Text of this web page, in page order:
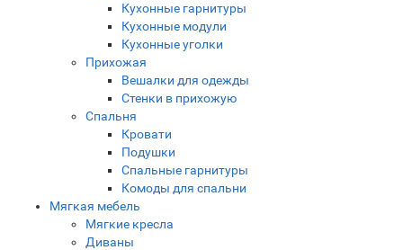
Кухонные гарнитуры
Кухонные модули
Кухонные уголки
Прихожая
Вешалки для одежды
Стенки в прихожую
Спальня
Кровати
Подушки
Спальные гарнитуры
Комоды для спальни
Мягкая мебель
Мягкие кресла
Диваны